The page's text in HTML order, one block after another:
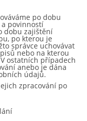
po dobu
povinností
dobu zajištění
po kterou je
správce uchovávat
nebo na kterou
ostatních případech
anebo je dána
údajů.
zpracování po